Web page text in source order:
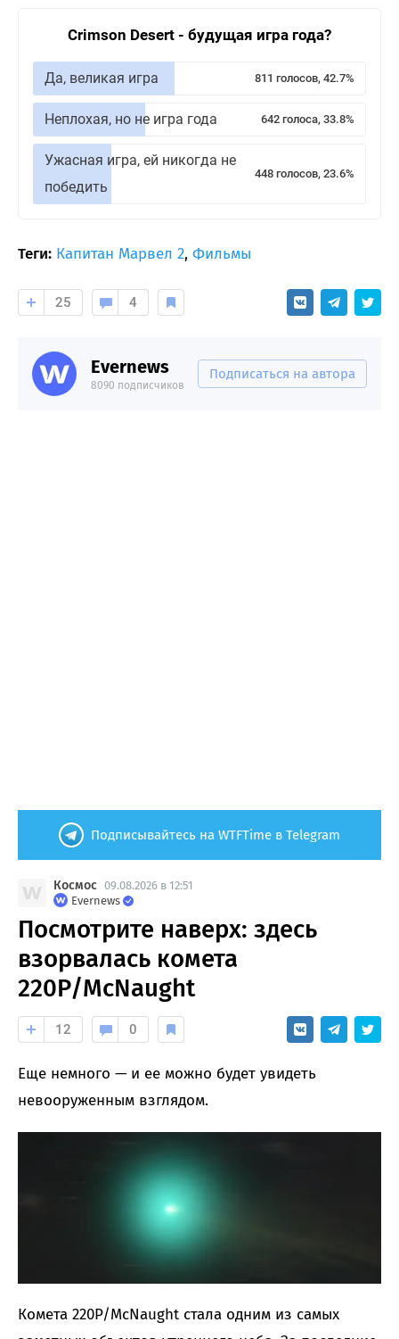
Crimson Desert - будущая игра года?
Да, великая игра 811 голосов, 42.7%
Неплохая, но не игра года 642 голоса, 33.8%
Ужасная игра, ей никогда не
победить
448 голосов, 23.6%
Теги: Капитан Марвел 2, Фильмы
25 4
Evernews
8090 подписчиков
Подписаться на автора
Подписывайтесь на WTFTime в Telegram
Космос 09.08.2026 в 12:51
Evernews
Посмотрите наверх: здесь
взорвалась комета
220P/McNaught
12 0
Еще немного — и ее можно будет увидеть
невооруженным взглядом.
Комета 220P/McNaught стала одним из самых